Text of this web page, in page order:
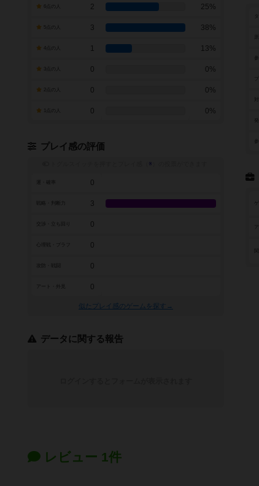
2 25%
3 38%
1 13%
0 0%
0 0%
0 0%
プレイ感の評価
※
0
戦略・判断力 3
0
0
0
アート・外見 0
似たプレイ感のゲームを探す→
データに関する報告
レビュー 1件